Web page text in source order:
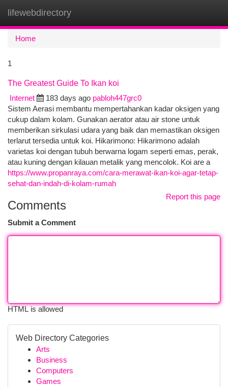
lifewebdirectory
Home
1
The Greatest Guide To Ikan koi
Internet
183 days ago pabloh447grc0
Sistem Aerasi membantu mempertahankan kadar oksigen yang
cukup dalam kolam. Gunakan aerator atau air stone untuk
memberikan sirkulasi udara yang baik dan memastikan oksigen
terlarut tersedia untuk koi. Hikarimono: Hikarimono adalah
varietas koi dengan tubuh berwarna logam seperti emas, perak,
atau kuning dengan kilauan metalik yang mencolok. Koi are a
https://www.propanraya.com/cara-merawat-ikan-koi-agar-tetap-
sehat-dan-indah-di-kolam-rumah
Report this page
Comments
Submit a Comment
HTML is allowed
Web Directory Categories
Arts
Business
Computers
Games